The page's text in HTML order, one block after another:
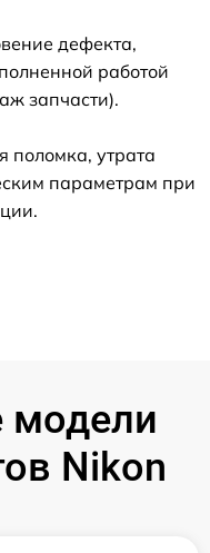
дефекта,
работой
запчасти).
поломка, утрата
параметрам при
модели
Nikon